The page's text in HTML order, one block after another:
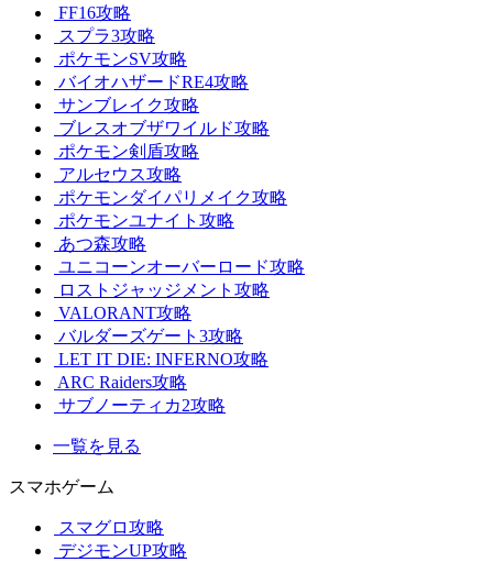
FF16攻略
スプラ3攻略
ポケモンSV攻略
バイオハザードRE4攻略
サンブレイク攻略
ブレスオブザワイルド攻略
ポケモン剣盾攻略
アルセウス攻略
ポケモンダイパリメイク攻略
ポケモンユナイト攻略
あつ森攻略
ユニコーンオーバーロード攻略
ロストジャッジメント攻略
VALORANT攻略
バルダーズゲート3攻略
LET IT DIE: INFERNO攻略
ARC Raiders攻略
サブノーティカ2攻略
一覧を見る
スマホゲーム
スマグロ攻略
デジモンUP攻略